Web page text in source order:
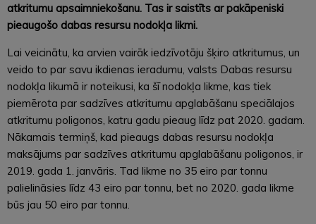
atkritumu apsaimniekošanu. Tas ir saistīts ar pakāpeniski
pieaugošo dabas resursu nodokļa likmi.
Lai veicinātu, ka arvien vairāk iedzīvotāju šķiro atkritumus, un
veido to par savu ikdienas ieradumu, valsts Dabas resursu
nodokļa likumā ir noteikusi, ka šī nodokļa likme, kas tiek
piemērota par sadzīves atkritumu apglabāšanu speciālajos
atkritumu poligonos, katru gadu pieaug līdz pat 2020. gadam.
Nākamais termiņš, kad pieaugs dabas resursu nodokļa
maksājums par sadzīves atkritumu apglabāšanu poligonos, ir
2019. gada 1. janvāris. Tad likme no 35 eiro par tonnu
palielināsies līdz 43 eiro par tonnu, bet no 2020. gada likme
būs jau 50 eiro par tonnu.